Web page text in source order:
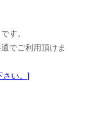
す。
でご利用頂けま
い。 ]